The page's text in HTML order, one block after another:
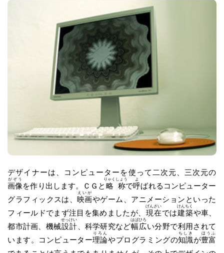
デザイナーは、コンピューターを使って二次元、三次元の
画像
がぞう
を作り出します。ＣＧと 略称
りゃくしょう
で呼
よ
ばれるコンピューター
グラフィックスは、映画
えいが
やゲーム、アニメーションといった
フィールドでまず注目を集めましたが、 現在
げんざい
では建築
けんちく
や車、
都市計画、機械設計
せっけい
、科学研究など幅広
はばひろ
い分野で利用されて
います。コンピューター理論
りろん
やプログラミングの知識
ちしき
が豊富
ほうふ